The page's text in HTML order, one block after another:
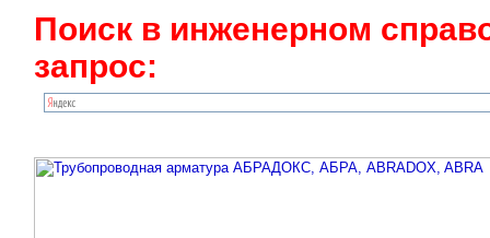
Поиск в инженерном
запрос: